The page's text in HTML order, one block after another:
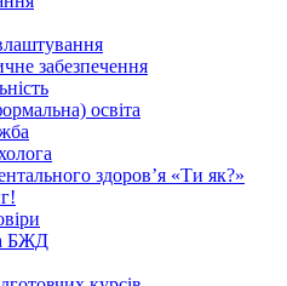
забезпечення
освіта
здоров’я «Ти як?»
БЖД